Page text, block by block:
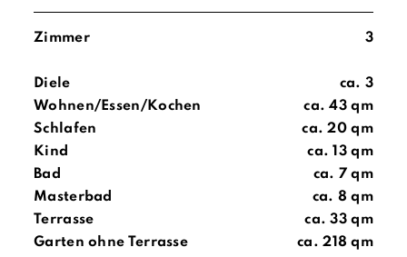
Zimmer 3
Diele
ca. 3
Wohnen/Essen/Kochen
ca. 43 qm
Schlafen
ca. 20 qm
Kind
ca. 13 qm
Bad
ca. 7 qm
Masterbad
ca. 8 qm
Terrasse
ca. 33 qm
Garten ohne Terrasse
ca. 218 qm